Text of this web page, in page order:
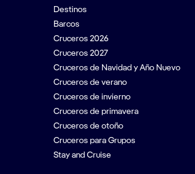
Destinos
Barcos
Cruceros 2026
Cruceros 2027
Cruceros de Navidad y Año Nuevo
Cruceros de verano
Cruceros de invierno
Cruceros de primavera
Cruceros de otoño
Cruceros para Grupos
Stay and Cruise